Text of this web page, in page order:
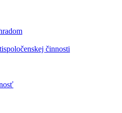
činnosti